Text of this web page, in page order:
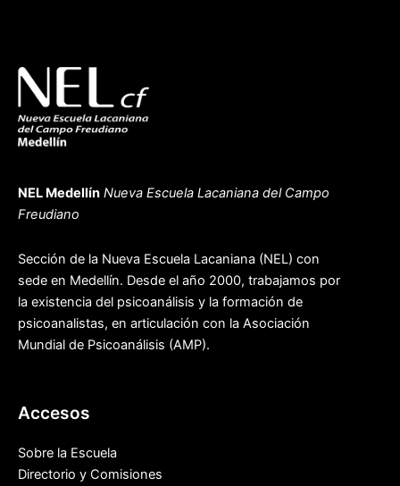
NEL Medellín Nueva Escuela Lacaniana del Campo
Freudiano
Sección de la Nueva Escuela Lacaniana (NEL) con
sede en Medellín. Desde el año 2000, trabajamos por
la existencia del psicoanálisis y la formación de
psicoanalistas, en articulación con la Asociación
Mundial de Psicoanálisis (AMP).
Accesos
Sobre la Escuela
Directorio y Comisiones